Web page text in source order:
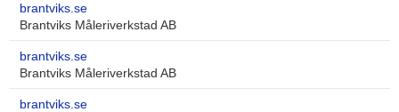
brantviks.se
Brantviks Måleriverkstad AB
brantviks.se
Brantviks Måleriverkstad AB
brantviks.se